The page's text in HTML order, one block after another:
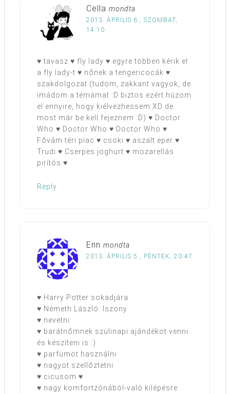
Cella mondta
2013. ÁPRILIS 6., SZOMBAT,
14:10
♥ tavasz ♥ fly lady ♥ egyre többen kérik el
a fly lady-t ♥ nőnek a tengericocák ♥
szakdolgozat (tudom, zakkant vagyok, de
imádom a témámat :D biztos ezért húzom
el ennyire, hogy kiélvezhessem XD de
most már be kell fejeznem :D) ♥ Doctor
Who ♥ Doctor Who ♥ Doctor Who ♥
Fővám téri piac ♥ csoki ♥ aszalt eper ♥
Trudi ♥ Cserpes joghurt ♥ mozarellás
pirítós ♥
Reply
Enn mondta
2013. ÁPRILIS 5., PÉNTEK, 20:47
♥ Harry Potter sokadjára
♥ Németh László: Iszony
♥ nevetni
♥ barátnőmnek szülinapi ajándékot venni
és készíteni is :)
♥ parfümöt használni
♥ nagyot szellőztetni
♥ cicusom ♥
♥ nagy komfortzónából-való kilépésre